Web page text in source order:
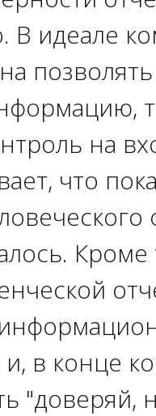
В идеале
на
что
в конце
"доверяй,